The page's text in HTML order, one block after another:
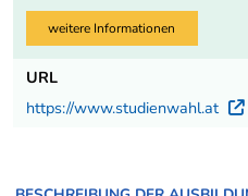
weitere Informationen
URL
https://www.studienwahl.at